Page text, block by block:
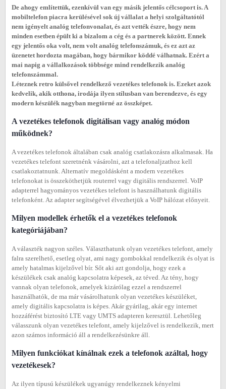
De ahogy említettük, ezenkívül van egy másik jelentős célcsoport is. A
mobiltelefon piacra kerülésével sok új vállalat a helyi szolgáltatótól
nem igényelt analóg telefonvonalat, és azt vették észre, hogy nem
minden esetben épült ki a bizalom a cég és a partnerek között. Ennek
egy jelentős oka volt, nem volt analóg telefonszámuk, és ez azt az
üzenetet hordozta magában, hogy bármikor köddé válhatnak. Ezért a
mai napig a vállalkozások többsége mind rendelkezik analóg
telefonszámmal.
Léteznek retro külsővel rendelkező vezetékes telefonok is. Ezeket azok
kedvelik, akik otthona, irodája ilyen stílusban van berendezve, és egy
modern készülék nagyban megtörné az összképet.
A vezetékes telefonok digitálisan vagy analóg módon
működnek?
A vezetékes telefonok általában csak analóg csatlakozásra alkalmasak. Ha
vezetékes telefont szeretnénk vásárolni, azt a telefonaljzathoz kell
csatlakoztatnunk. Alternatív megoldásként a modern vezetékes
telefonokat is összeköthetjük routerrel vagy digitális rendszerrel. VoIP
adapterrel hagyományos vezetékes telefont is használhatunk digitális
telefonként. Az adapter segítségével élvezhetjük a VoIP hálózat előnyeit.
Milyen modellek érhetők el a vezetékes telefonok
kategóriájában?
A választék nagyon széles. Választhatunk olyan vezetékes telefont, amely
falra szerelhető, esetleg olyat, ami nagy gombokkal rendelkezik és olyat is
amely hatalmas kijelzővel bír. Sőt aki azt gondolja, hogy ezek a
készülékek csak analóg kapcsolatra képesek, az téved. Az tény, hogy
vannak olyan telefonok, amelyek kizárólag ezzel a rendszerrel
használhatók, de ma már vásárolhatunk olyan vezetékes készüléket,
amely digitális kapcsolatra is képes. Akár gyárilag, akár egy internet
hozzáférést biztosító LTE vagy UMTS adapteren keresztül. Lehetőleg
válasszunk olyan vezetékes telefont, amely kijelzővel is rendelkezik, mert
azon számos információ áll a rendelkezésünkre áll.
Milyen funkciókat kínálnak ezek a telefonok azáltal, hogy
vezetékesek?
Az ilyen típusú készülékek ugyanúgy rendelkeznek kényelmi